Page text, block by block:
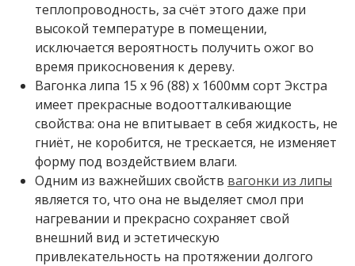
у
с
с
у
х
о
й
т
р
о
г
а
н
н
ы
й
теплопроводность, за счёт этого даже при
высокой температуре в помещении,
исключается вероятность получить ожог во
время прикосновения к дереву.
Вагонка липа 15 x 96 (88) x 1600мм сорт Экстра
имеет прекрасные водоотталкивающие
свойства: она не впитывает в себя жидкость, не
гниёт, не коробится, не трескается, не изменяет
форму под воздействием влаги.
Одним из важнейших свойств вагонки из липы
является то, что она не выделяет смол при
нагревании и прекрасно сохраняет свой
внешний вид и эстетическую
привлекательность на протяжении долгого